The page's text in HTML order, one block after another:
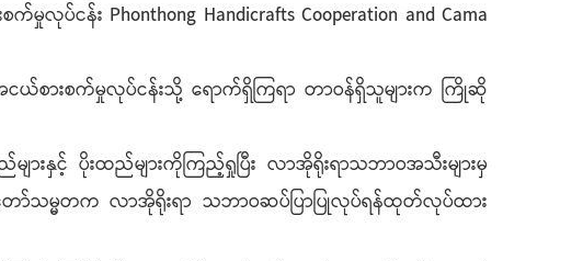
း Phonthong Handicrafts Cooperation and Cama
ယ်စားစက်မှုလုပ်ငန်းသို့ ရောက်ရှိကြရာ တာဝန်ရှိသူများက ကြိုဆို
င့် ပိုးထည်များကိုကြည့်ရှုပြီး လာအိုရိုးရာသဘာဝအသီးများမှ
ာ်သမ္မတက လာအိုရိုးရာ သဘာဝဆပ်ပြာပြုလုပ်ရန်ထုတ်လုပ်ထား